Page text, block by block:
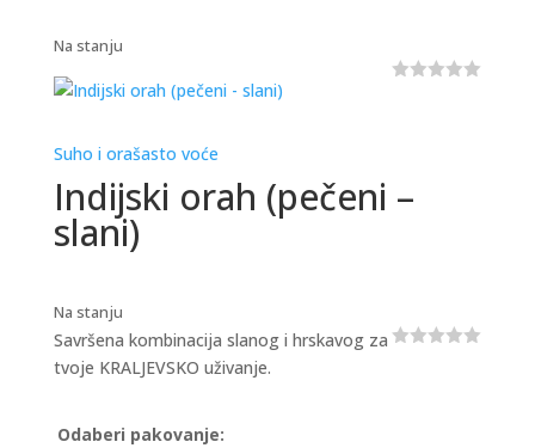
Na stanju
Suho i orašasto voće
Indijski orah (pečeni –
slani)
Na stanju
Savršena kombinacija slanog i hrskavog za
tvoje KRALJEVSKO uživanje.
Odaberi pakovanje: